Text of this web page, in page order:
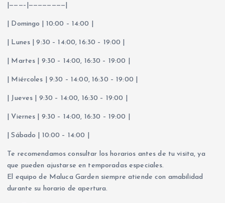
|———–|————————|
| Domingo | 10:00 – 14:00 |
| Lunes | 9:30 – 14:00, 16:30 – 19:00 |
| Martes | 9:30 – 14:00, 16:30 – 19:00 |
| Miércoles | 9:30 – 14:00, 16:30 – 19:00 |
| Jueves | 9:30 – 14:00, 16:30 – 19:00 |
| Viernes | 9:30 – 14:00, 16:30 – 19:00 |
| Sábado | 10:00 – 14:00 |
Te recomendamos consultar los horarios antes de tu visita, ya
que pueden ajustarse en temporadas especiales.
El equipo de Maluca Garden siempre atiende con amabilidad
durante su horario de apertura.